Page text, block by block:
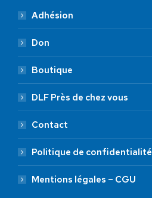
Adhésion
Don
Boutique
DLF Près de chez vous
Contact
Politique de confidentialité
Mentions légales – CGU